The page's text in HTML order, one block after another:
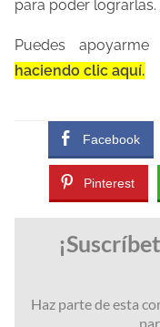
para poder lograrlas.
Puedes
haciendo clic aquí.
Facebook
Pinterest